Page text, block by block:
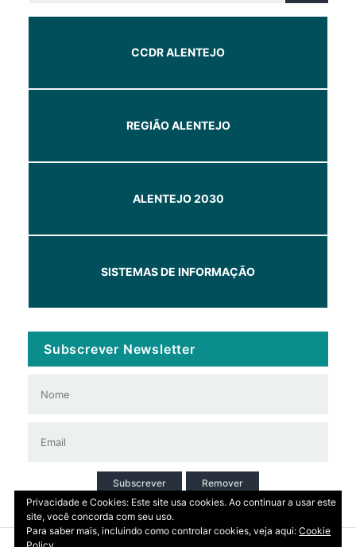
CCDR ALENTEJO
REGIÃO ALENTEJO
ALENTEJO 2030
SISTEMAS DE INFORMAÇÃO
Subscrever Newsletter
Subscrever
Remover
Privacidade e Cookies: Este site usa cookies. Ao continuar a usar este
site, você concorda com seu uso.
Para saber mais, incluindo como controlar cookies, veja aqui:Cookie